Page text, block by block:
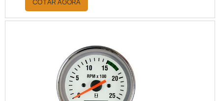
cabos elétricos, mangueiras,
escapamentos, entre outros
quentes.Utilidade apresentada pelo
produtoGeralmente, a fita de fibra é
vendida em rolos de 25m a 30m, mas
as suas dimensões podem variar de
acordo com a necessidade de cada